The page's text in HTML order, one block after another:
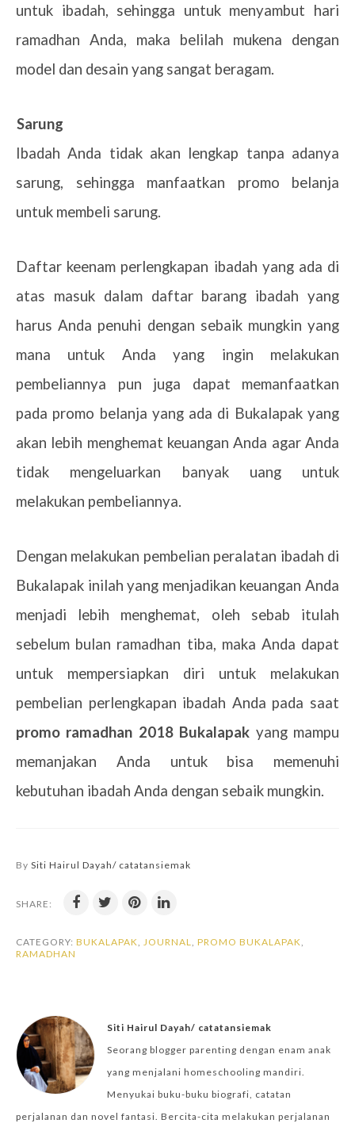
untuk ibadah, sehingga untuk menyambut hari
ramadhan Anda, maka belilah mukena dengan
model dan desain yang sangat beragam.
Sarung
Ibadah Anda tidak akan lengkap tanpa adanya
sarung, sehingga manfaatkan promo belanja
untuk membeli sarung.
Daftar keenam perlengkapan ibadah yang ada di
atas masuk dalam daftar barang ibadah yang
harus Anda penuhi dengan sebaik mungkin yang
mana untuk Anda yang ingin melakukan
pembeliannya pun juga dapat memanfaatkan
pada promo belanja yang ada di Bukalapak yang
akan lebih menghemat keuangan Anda agar Anda
tidak mengeluarkan banyak uang untuk
melakukan pembeliannya.
Dengan melakukan pembelian peralatan ibadah di
Bukalapak inilah yang menjadikan keuangan Anda
menjadi lebih menghemat, oleh sebab itulah
sebelum bulan ramadhan tiba, maka Anda dapat
untuk mempersiapkan diri untuk melakukan
pembelian perlengkapan ibadah Anda pada saat
promo ramadhan 2018 Bukalapak yang mampu
memanjakan Anda untuk bisa memenuhi
kebutuhan ibadah Anda dengan sebaik mungkin.
By Siti Hairul Dayah/ catatansiemak
SHARE:
CATEGORY: BUKALAPAK JOURNAL PROMO BUKALAPAK
RAMADHAN
Siti Hairul Dayah/ catatansiemak
Seorang blogger parenting dengan enam anak
yang menjalani homeschooling mandiri.
Menyukai buku-buku biografi, catatan
perjalanan dan novel fantasi. Bercita-cita melakukan perjalanan